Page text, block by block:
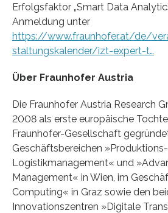
Erfolgsfaktor „Smart Data
Anmeldung unter
https://www.fraunhofer.at/de/
staltungskalender/izt-expert-t…
Über Fraunhofer Austria
Die Fraunhofer Austria Research
2008 als erste europäische
Fraunhofer-Gesellschaft
Geschäftsbereichen
Logistikmanagement« und
Management« in Wien, im
Computing« in Graz sowie den
Innovationszentren »Digitale